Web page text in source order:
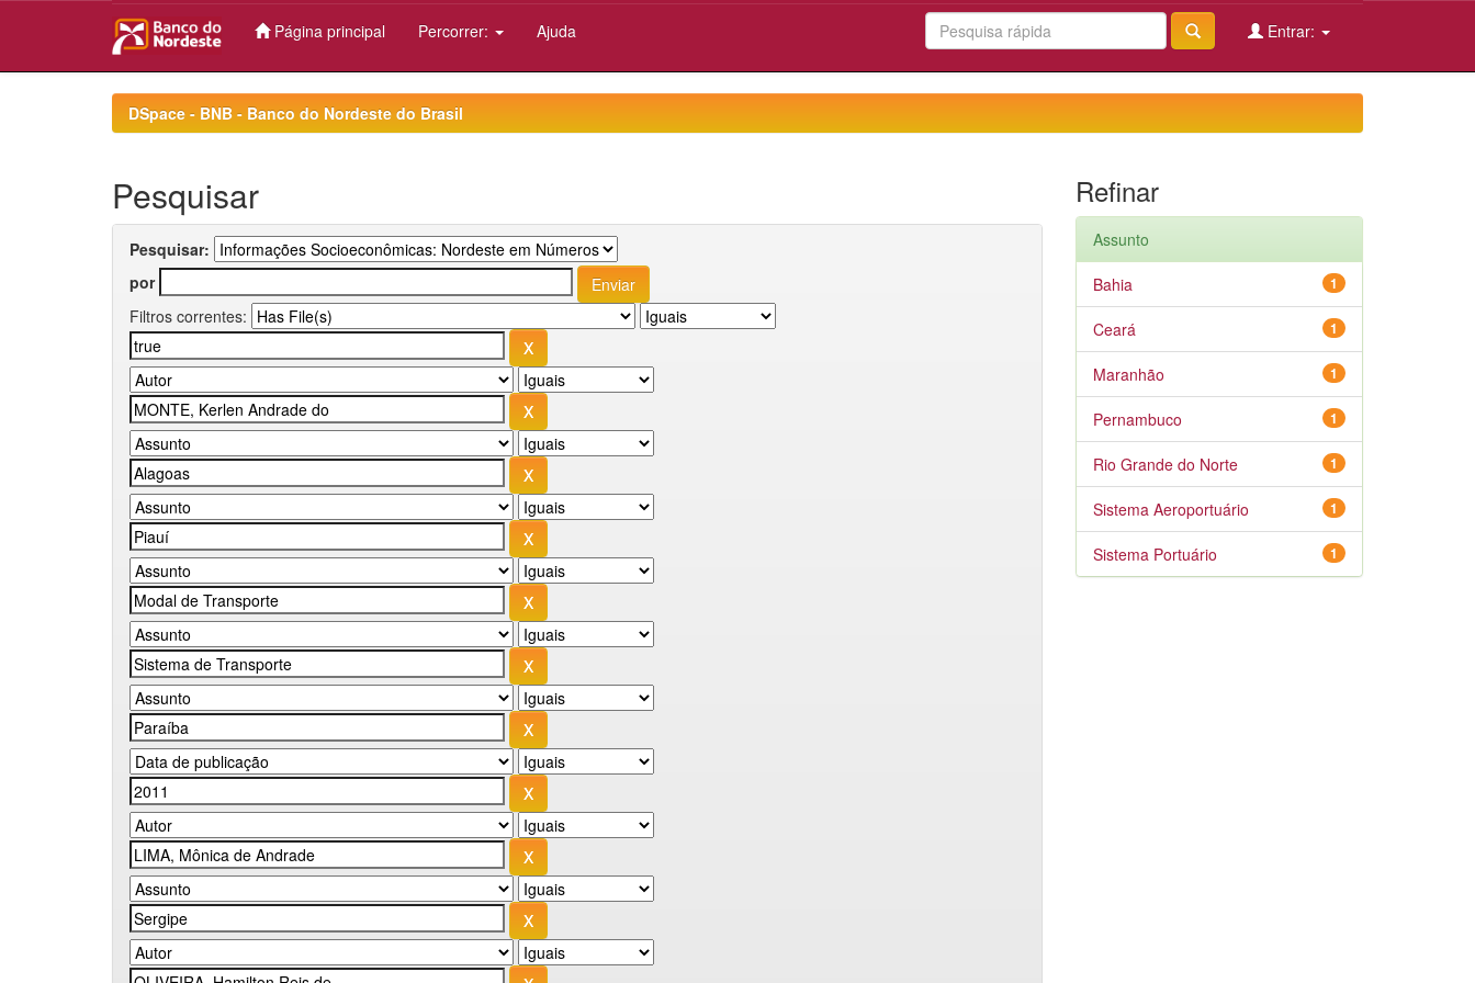
Página principal Percorrer: Ajuda Entrar:
DSpace - BNB - Banco do Nordeste do Brasil
Pesquisar
Pesquisar:
por
Filtros correntes:
Refinar
Assunto
1
Bahia
1
Ceará
1
Maranhão
1
Pernambuco
1
Rio Grande do Norte
1
Sistema Aeroportuário
1
Sistema Portuário